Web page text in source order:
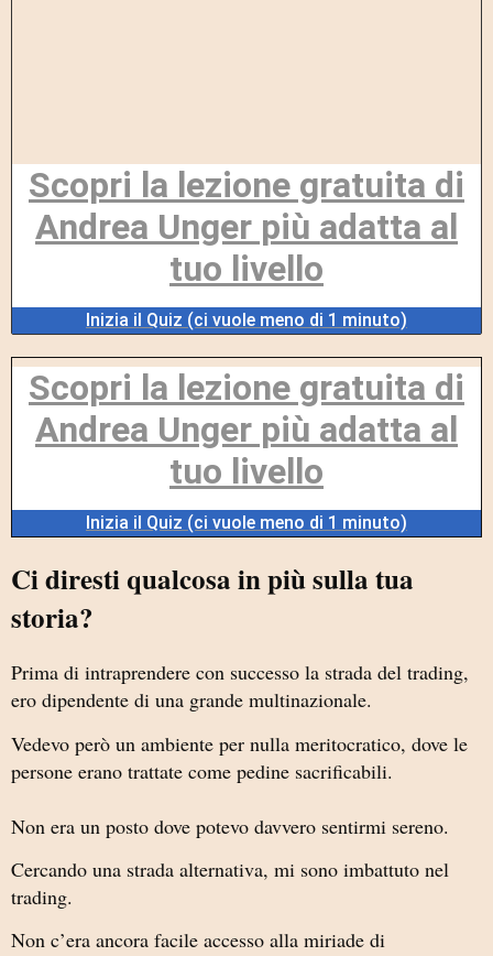
Scopri la lezione gratuita di
Andrea Unger più adatta al
tuo livello
Inizia il Quiz (ci vuole meno di 1 minuto)
Scopri la lezione gratuita di
Andrea Unger più adatta al
tuo livello
Inizia il Quiz (ci vuole meno di 1 minuto)
Ci diresti qualcosa in più sulla tua
storia?
Prima di intraprendere con successo la strada del trading,
ero dipendente di una grande multinazionale.
Vedevo però un ambiente per nulla meritocratico, dove le
persone erano trattate come pedine sacrificabili.
Non era un posto dove potevo davvero sentirmi sereno.
Cercando una strada alternativa, mi sono imbattuto nel
trading.
Non c’era ancora facile accesso alla miriade di